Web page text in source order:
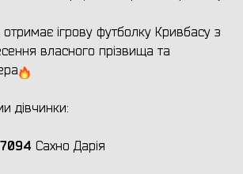
ігрову футболку Кривбасу з
власного прізвища та
дівчинки:
Сахно Дарія